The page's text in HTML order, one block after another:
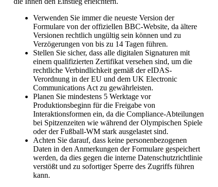
Verwenden Sie immer die neueste Version der
Formulare von der offiziellen BBC-Website, da ältere
Versionen rechtlich ungültig sein können und zu
Verzögerungen von bis zu 14 Tagen führen.
Stellen Sie sicher, dass alle digitalen Signaturen mit
einem qualifizierten Zertifikat versehen sind, um die
rechtliche Verbindlichkeit gemäß der eIDAS-
Verordnung in der EU und dem UK Electronic
Communications Act zu gewährleisten.
Planen Sie mindestens 5 Werktage vor
Produktionsbeginn für die Freigabe von
Interaktionsformen ein, da die Compliance-Abteilungen
bei Spitzenzeiten wie während der Olympischen Spiele
oder der Fußball-WM stark ausgelastet sind.
Achten Sie darauf, dass keine personenbezogenen
Daten in den Anmerkungen der Formulare gespeichert
werden, da dies gegen die interne Datenschutzrichtlinie
verstößt und zu sofortiger Sperre des Zugriffs führen
kann.